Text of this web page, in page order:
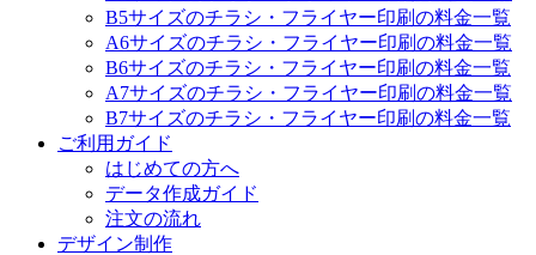
B5サイズのチラシ・フライヤー印刷の料金一覧
A6サイズのチラシ・フライヤー印刷の料金一覧
B6サイズのチラシ・フライヤー印刷の料金一覧
A7サイズのチラシ・フライヤー印刷の料金一覧
B7サイズのチラシ・フライヤー印刷の料金一覧
ご利用ガイド
はじめての方へ
データ作成ガイド
注文の流れ
デザイン制作